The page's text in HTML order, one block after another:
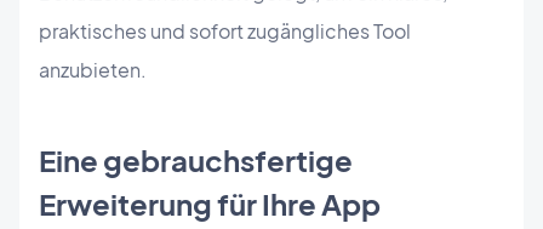
praktisches und sofort zugängliches Tool
anzubieten.
Eine gebrauchsfertige
Erweiterung für Ihre App